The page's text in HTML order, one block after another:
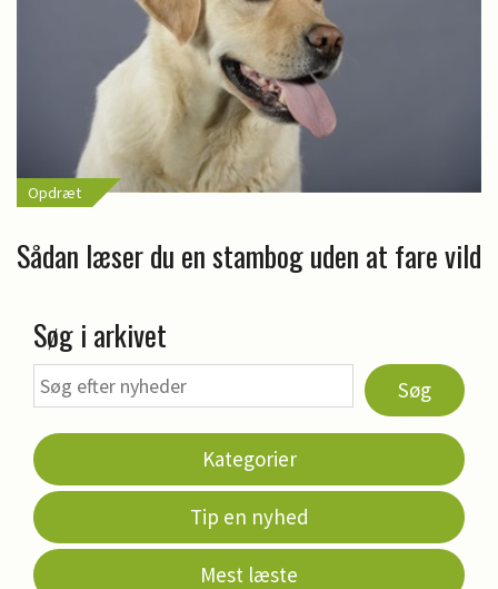
Opdræt
Sådan læser du en stambog uden at fare vild
Søg i arkivet
Søg
Kategorier
Tip en nyhed
Mest læste